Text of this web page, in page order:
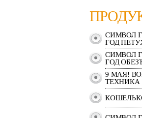
СИМВОЛ
ГОД
СИМВОЛ
ГОД
9 МАЯ!
ТЕХНИКА